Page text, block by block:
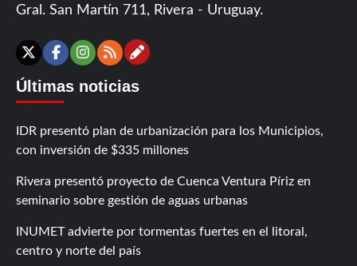
Gral. San Martín 711, Rivera - Uruguay.
X Facebook
Instagram
RSSContáctanos
Últimas noticias
IDR presentó plan de urbanización para los Municipios,
con inversión de $335 millones
Rivera presentó proyecto de Cuenca Ventura Píriz en
seminario sobre gestión de aguas urbanas
INUMET advierte por tormentas fuertes en el litoral,
centro y norte del país